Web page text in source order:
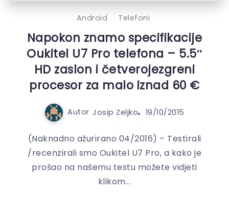
Android Telefoni
Napokon znamo specifikacije
Oukitel U7 Pro telefona – 5.5″
HD zaslon i četverojezgreni
procesor za malo iznad 60 €
Autor Josip Zeljko 19/10/2015
(Naknadno ažurirano 04/2016) – Testirali
/recenzirali smo Oukitel U7 Pro, a kako je
prošao na našemu testu možete vidjeti
klikom...